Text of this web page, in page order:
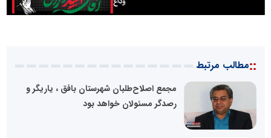
::مطالب مرتبط
مجمع اصلاح‌طلبان شهرستان بافق ، یاریگر و
رصدگر مسئولان خواهد بود